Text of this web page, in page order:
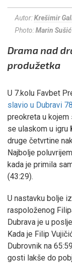
Autor:Krešimir
Photo:Marin Sušić
Drama nad
produžetka
U 7.kolu Favbet
slavio u Dubravi
preokreta u kojem
se ulaskom u igru
druge četvrtine
Najbolje
kada je primila
(43:29).
U nastavku bolje
raspoloženog
Dubrava je u
Kada je Filip
Dubrovnik na
gosti lakše do